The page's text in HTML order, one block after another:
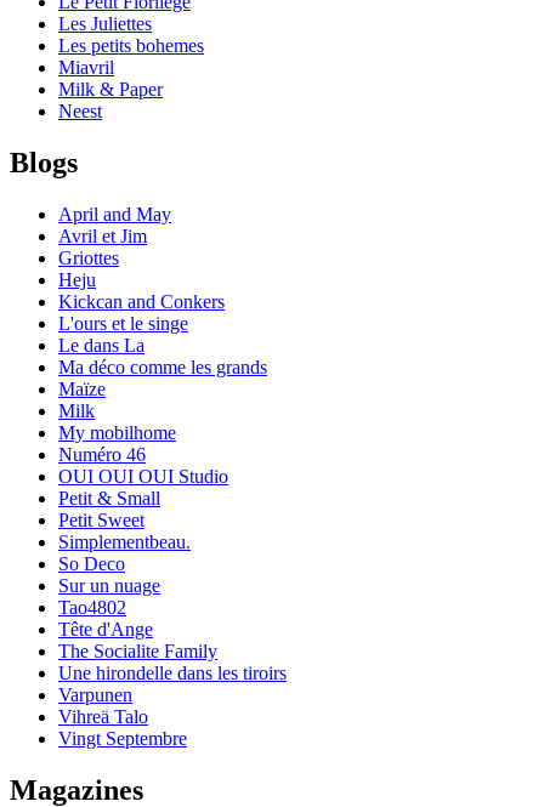
Les Juliettes
Les petits bohemes
Miavril
Milk & Paper
Neest
Blogs
April and May
Avril et Jim
Griottes
Heju
Kickcan and Conkers
L'ours et le singe
Le dans La
Ma déco comme les grands
Maïze
Milk
My mobilhome
Numéro 46
OUI OUI OUI Studio
Petit & Small
Petit Sweet
Simplementbeau.
So Deco
Sur un nuage
Tao4802
Tête d'Ange
The Socialite Family
Une hirondelle dans les tiroirs
Varpunen
Vihreä Talo
Vingt Septembre
Magazines